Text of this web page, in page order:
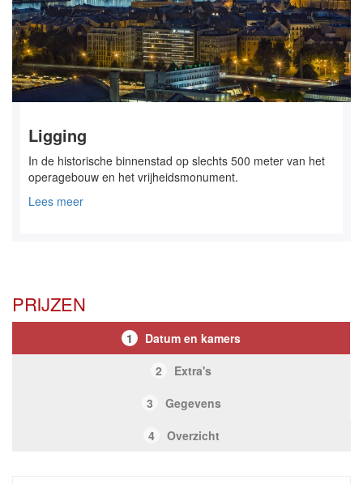
Ligging
In de historische binnenstad op slechts 500 meter van het
operagebouw en het vrijheidsmonument.
Lees meer
PRIJZEN
1
Datum en kamers
2
Extra's
3
Gegevens
4
Overzicht